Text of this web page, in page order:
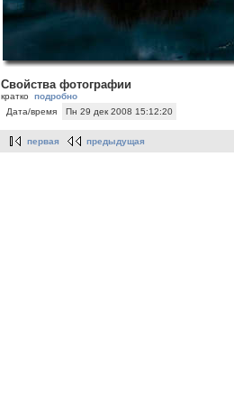
Свойства фотографии
кратко подробно
Дата/время
Пн 29 дек 2008 15:12:20
первая предыдущая